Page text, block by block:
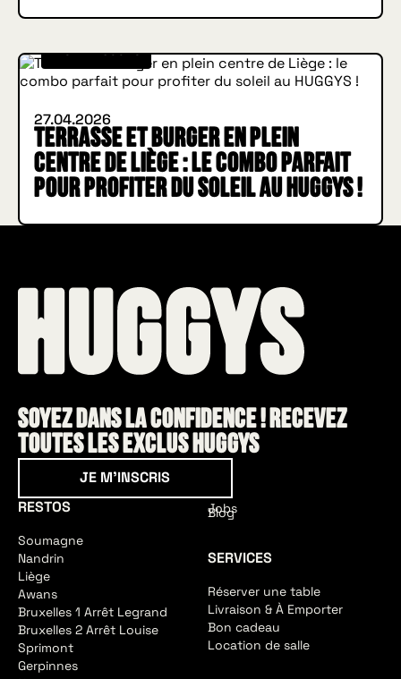
INSIDE HUGGYS
27.04.2026
Terrasse et Burger en plein
centre de Liège : le combo parfait
pour profiter du soleil au HUGGYS !
Soyez dans la confidence ! Recevez
toutes les exclus HUGGYS
JE M'INSCRIS
RESTOS
Soumagne
Nandrin
Liège
Awans
Bruxelles 1 Arrêt Legrand
Bruxelles 2 Arrêt Louise
Sprimont
Gerpinnes
Jobs
Blog
SERVICES
Réserver une table
Livraison & À Emporter
Bon cadeau
Location de salle